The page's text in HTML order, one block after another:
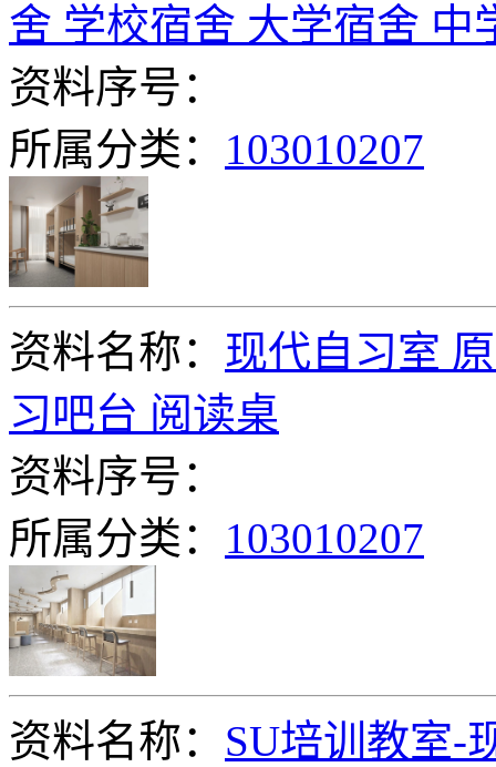
舍 学校宿舍 大学宿舍 中
资料序号：
所属分类： 103010207
资料名称： 现代自习室
习吧台 阅读桌
资料序号：
所属分类： 103010207
资料名称： SU培训教室-